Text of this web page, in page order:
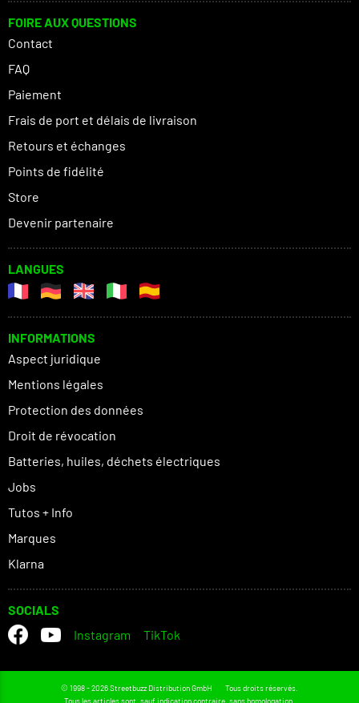
FOIRE AUX QUESTIONS
Contact
FAQ
Paiement
Frais de port et délais de livraison
Retours et échanges
Points de fidélité
Store
Devenir partenaire
LANGUES
INFORMATIONS
Aspect juridique
Mentions légales
Protection des données
Droit de révocation
Batteries, huiles, déchets électriques
Jobs
Tutos + Info
Marques
Klarna
SOCIALS
Instagram
TikTok
© 1998 - 2026 Streetbuzz Distribution GmbH
Tous droits réservés.
Tous les articles sont, sauf indication contraire, sans homologation.